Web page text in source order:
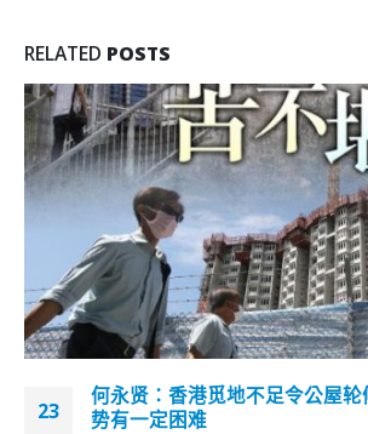
RELATED POSTS
何永贤：香港觅地不足令公屋轮候
势有一定困难